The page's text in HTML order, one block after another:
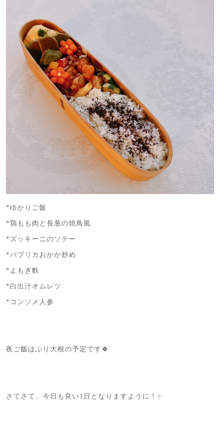
*ゆかりご飯
*鶏もも肉と長葱の焼鳥風
*ズッキーニのソテー
*パプリカおかか炒め
*よもぎ麩
*白出汁オムレツ
*コンソメ人参
夜ご飯はぶり大根の予定です🍀
さてさて、今日も良い1日となりますように！✨